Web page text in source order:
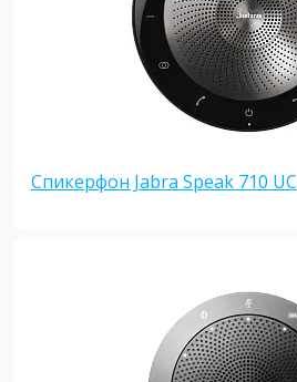
Спикерфон Jabra Speak 710 UC